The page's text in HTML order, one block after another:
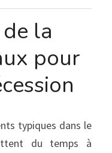
la
pour
typiques dans le
du temps à